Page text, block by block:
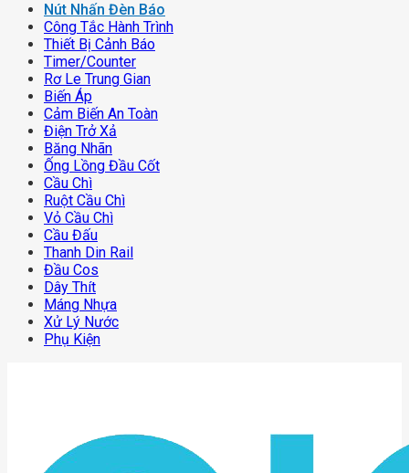
Nút Nhấn Đèn Báo
Công Tắc Hành Trình
Thiết Bị Cảnh Báo
Timer/counter
Rơ Le Trung Gian
Biến Áp
Cảm Biến An Toàn
Điện Trở Xả
Băng Nhãn
Ống Lồng Đầu Cốt
Cầu Chì
Ruột Cầu Chì
Vỏ Cầu Chì
Cầu Đấu
Thanh Din Rail
Đầu Cos
Dây Thít
Máng Nhựa
Xử Lý Nước
Phụ Kiện